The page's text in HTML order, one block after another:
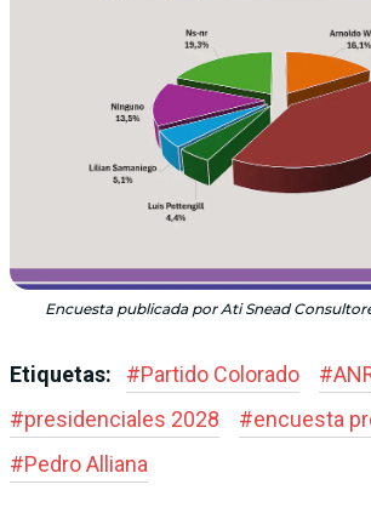
Encuesta publicada por Ati Snead
Etiquetas: #Partido Colorado #
#presidenciales 2028 #encuesta
#Pedro Alliana